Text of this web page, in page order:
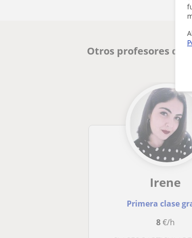
Otros profesores de
Irene
Primera clase
8€/h